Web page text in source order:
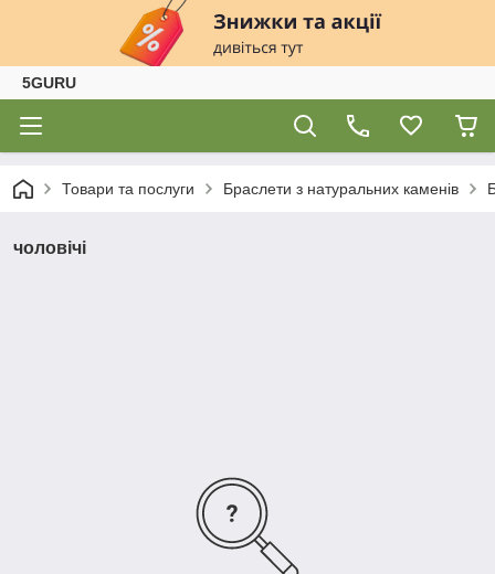
5GURU
Товари та послуги Браслети з натуральних каменів
чоловічі